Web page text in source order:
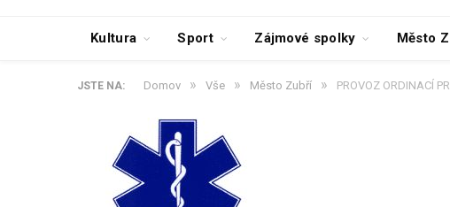
Kultura Sport Zájmové spolky Město
JSTE NA: Domov » Vše » Město Zubří » PROVOZ ORDINACÍ